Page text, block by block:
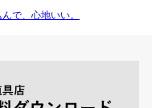
で、心地いい。